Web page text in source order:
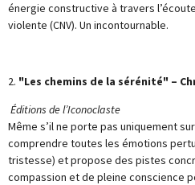
énergie constructive à travers
violente (CNV). Un incontournable.
2. "Les chemins de la sérénité" –
Éditions de l’Iconoclaste
Même s’il ne porte pas uniquement
comprendre toutes les émotions
tristesse) et propose des pistes
compassion et de pleine conscience